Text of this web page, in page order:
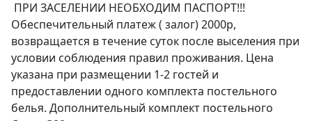
Обеспечительный платеж ( залог) 2000р,
возвращается в течение суток после выселения при
условии соблюдения правил проживания. Цена
указана при размещении 1-2 гостей и
предоставлении одного комплекта постельного
белья. Дополнительный комплект постельного